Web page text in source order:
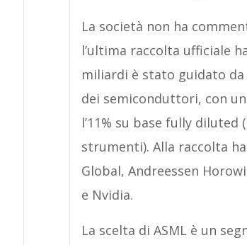
La società non ha
l’ultima raccolta ufficiale
miliardi è stato guidato
dei semiconduttori, con
l’11% su base fully
strumenti). Alla raccolta
Global, Andreessen
e Nvidia.
La scelta di ASML è un